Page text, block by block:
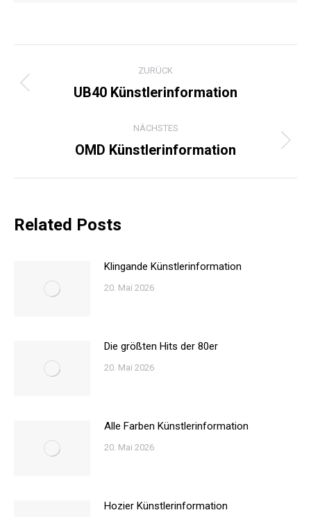
ZURÜCK
Vorheriger
UB40 Künstlerinformation
NÄCHSTES
Nächster
OMD Künstlerinformation
Related Posts
Klingande Künstlerinformation
20. Mai 2026
Die größten Hits der 80er
20. Mai 2026
Alle Farben Künstlerinformation
20. Mai 2026
Hozier Künstlerinformation